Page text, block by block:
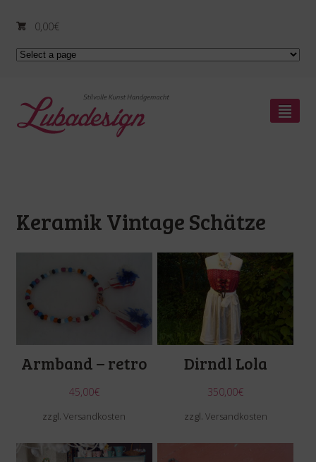
0,00€
²
Keramik Vintage Schätze
Armband – retro
45,00€
zzgl.Versandkosten
Dirndl Lola
350,00€
zzgl. Versandkosten